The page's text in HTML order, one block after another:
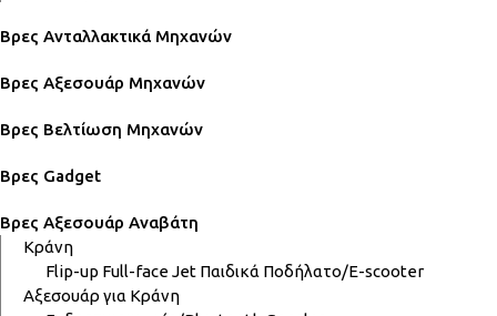
Βρες Ανταλλακτικά Μηχανών
Βρες Αξεσουάρ Μηχανών
Βρες Βελτίωση Μηχανών
Βρες Gadget
Βρες Αξεσουάρ Αναβάτη
Κράνη
Flip-up Full-faceJet Παιδικά Ποδήλατο/E-scooter
Αξεσουάρ για Κράνη